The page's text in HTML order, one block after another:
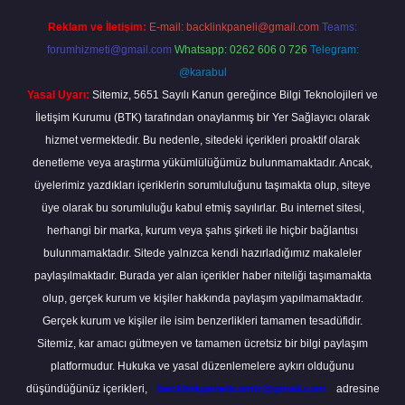
Reklam ve İletişim: E-mail: backlinkpaneli@gmail.com Teams:
forumhizmeti@gmail.com Whatsapp: 0262 606 0 726 Telegram:
@karabul
Yasal Uyarı: Sitemiz, 5651 Sayılı Kanun gereğince Bilgi Teknolojileri ve
İletişim Kurumu (BTK) tarafından onaylanmış bir Yer Sağlayıcı olarak
hizmet vermektedir. Bu nedenle, sitedeki içerikleri proaktif olarak
denetleme veya araştırma yükümlülüğümüz bulunmamaktadır. Ancak,
üyelerimiz yazdıkları içeriklerin sorumluluğunu taşımakta olup, siteye
üye olarak bu sorumluluğu kabul etmiş sayılırlar. Bu internet sitesi,
herhangi bir marka, kurum veya şahıs şirketi ile hiçbir bağlantısı
bulunmamaktadır. Sitede yalnızca kendi hazırladığımız makaleler
paylaşılmaktadır. Burada yer alan içerikler haber niteliği taşımamakta
olup, gerçek kurum ve kişiler hakkında paylaşım yapılmamaktadır.
Gerçek kurum ve kişiler ile isim benzerlikleri tamamen tesadüfidir.
Sitemiz, kar amacı gütmeyen ve tamamen ücretsiz bir bilgi paylaşım
platformudur. Hukuka ve yasal düzenlemelere aykırı olduğunu
düşündüğünüz içerikleri,
backlinkpanelicomtr@gmail.com adresine